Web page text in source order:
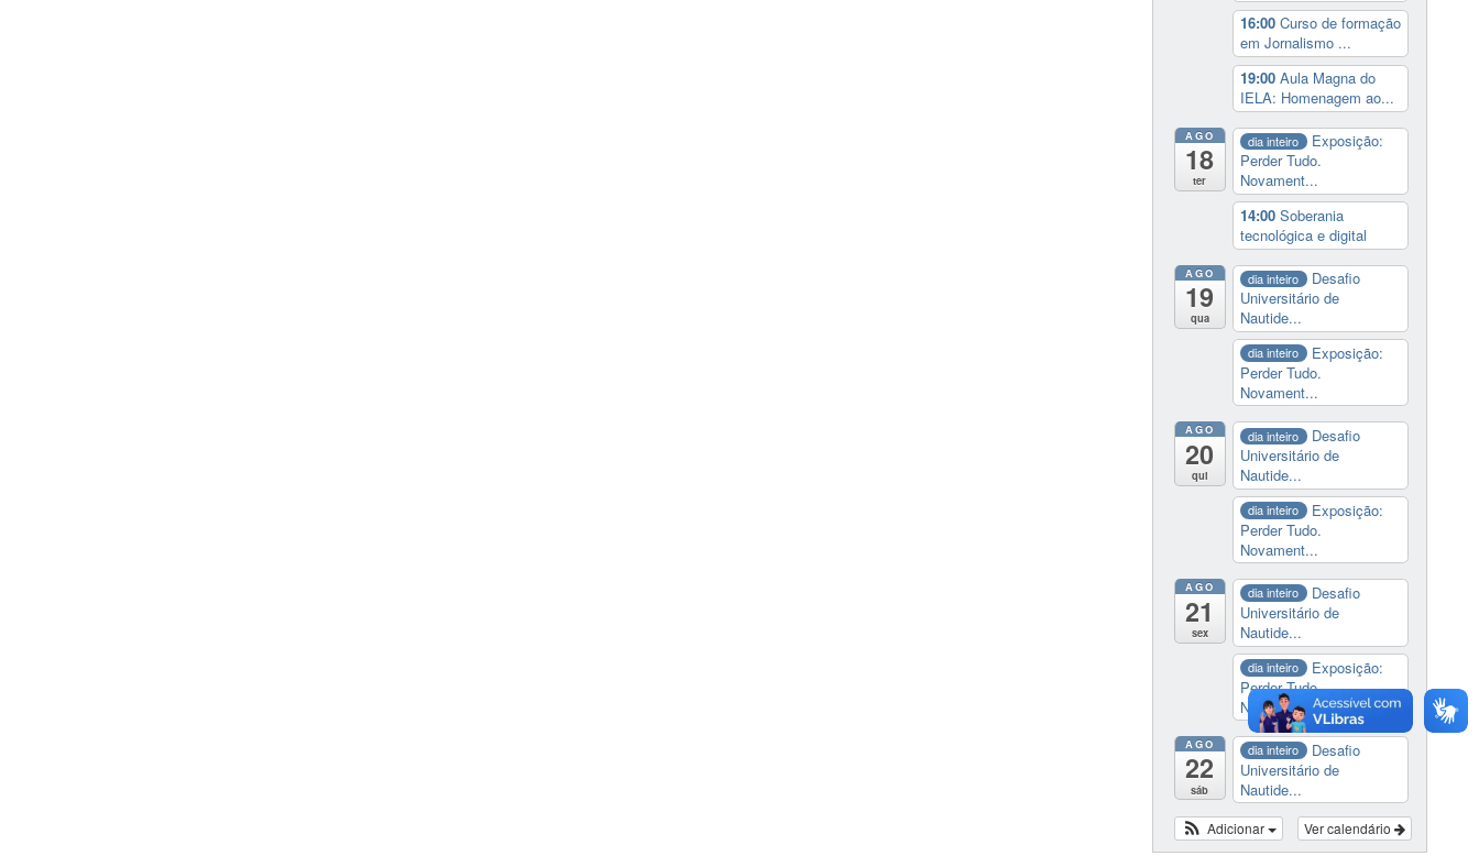
16:00 Curso de formação
em Jornalismo ...
19:00 Aula Magna do
IELA: Homenagem ao...
AGO
18
ter
dia inteiro
Exposição:
Perder Tudo.
Novament...
14:00 Soberania
tecnológica e digital
AGO
19
qua
dia inteiro
Desafio
Universitário de
Nautide...
dia inteiro
Exposição:
Perder Tudo.
Novament...
AGO
20
qui
dia inteiro
Desafio
Universitário de
Nautide...
dia inteiro
Exposição:
Perder Tudo.
Novament...
AGO
21
sex
dia inteiro
Desafio
Universitário de
Nautide...
dia inteiro
Exposição:
Perder Tudo.
Novament...
AGO
22
sáb
dia inteiro
Desafio
Universitário de
Nautide...
Ver calendário
Adicionar